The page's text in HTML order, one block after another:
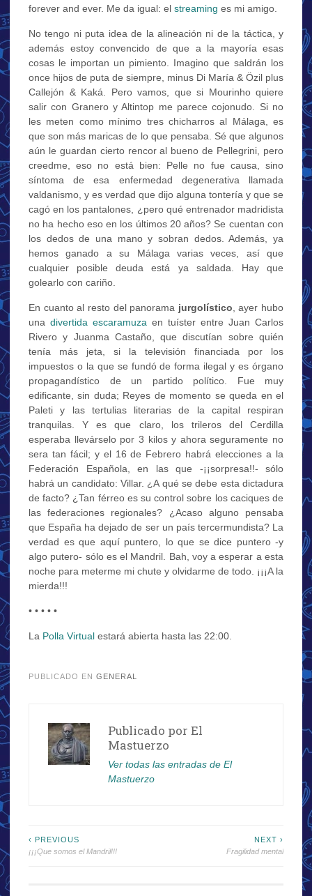
forever and ever. Me da igual: el streaming es mi amigo.
No tengo ni puta idea de la alineación ni de la táctica, y
además estoy convencido de que a la mayoría esas
cosas le importan un pimiento. Imagino que saldrán los
once hijos de puta de siempre, minus Di María & Özil plus
Callejón & Kaká. Pero vamos, que si Mourinho quiere
salir con Granero y Altintop me parece cojonudo. Si no
les meten como mínimo tres chicharros al Málaga, es
que son más maricas de lo que pensaba. Sé que algunos
aún le guardan cierto rencor al bueno de Pellegrini, pero
creedme, eso no está bien: Pelle no fue causa, sino
síntoma de esa enfermedad degenerativa llamada
valdanismo, y es verdad que dijo alguna tontería y que se
cagó en los pantalones, ¿pero qué entrenador madridista
no ha hecho eso en los últimos 20 años? Se cuentan con
los dedos de una mano y sobran dedos. Además, ya
hemos ganado a su Málaga varias veces, así que
cualquier posible deuda está ya saldada. Hay que
golearlo con cariño.
En cuanto al resto del panorama jurgolístico , ayer hubo
una divertida escaramuza en tuíster entre Juan Carlos
Rivero y Juanma Castaño, que discutían sobre quién
tenía más jeta, si la televisión financiada por los
impuestos o la que se fundó de forma ilegal y es órgano
propagandístico de un partido político. Fue muy
edificante, sin duda; Reyes de momento se queda en el
Paleti y las tertulias literarias de la capital respiran
tranquilas. Y es que claro, los trileros del Cerdilla
esperaba llevárselo por 3 kilos y ahora seguramente no
sera tan fácil; y el 16 de Febrero habrá elecciones a la
Federación Española, en las que -¡¡sorpresa!!- sólo
habrá un candidato: Villar. ¿A qué se debe esta dictadura
de facto? ¿Tan férreo es su control sobre los caciques de
las federaciones regionales? ¿Acaso alguno pensaba
que España ha dejado de ser un país tercermundista? La
verdad es que aquí puntero, lo que se dice puntero -y
algo putero- sólo es el Mandril. Bah, voy a esperar a esta
noche para meterme mi chute y olvidarme de todo. ¡¡¡A la
mierda!!!
• • • • •
La Polla Virtual estará abierta hasta las 22:00.
PUBLICADO EN GENERAL
Publicado por El
Mastuerzo
Ver todas las entradas de El
Mastuerzo
Navegación
‹ PREVIOUS
¡¡¡Que somos el Mandril!!!
NEXT ›
Fragilidad mental